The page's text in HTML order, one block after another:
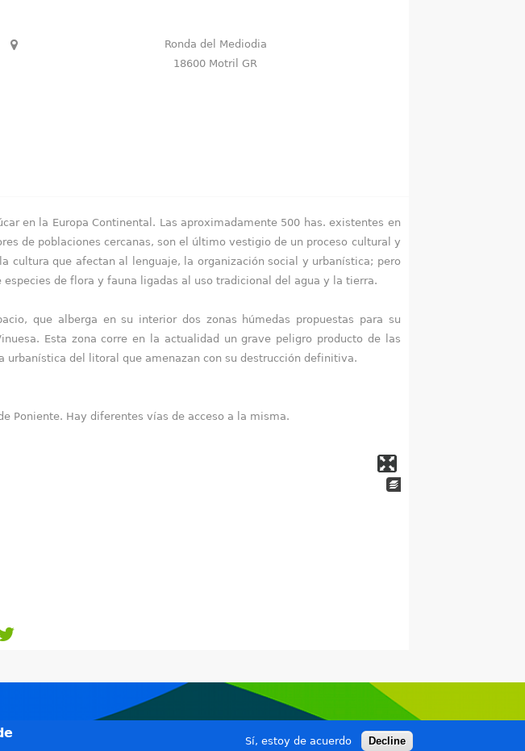
Ronda del Mediodia
18600 Motril GR
en la Europa Continental. Las aproximadamente 500 has. existentes en
de poblaciones cercanas, son el último vestigio de un proceso cultural y
cultura que afectan al lenguaje, la organización social y urbanística; pero
de flora y fauna ligadas al uso tradicional del agua y la tierra.
que alberga en su interior dos zonas húmedas propuestas para su
Esta zona corre en la actualidad un grave peligro producto de las
del litoral que amenazan con su destrucción definitiva.
Poniente. Hay diferentes vías de acceso a la misma.
Sí, estoy de acuerdo Decline